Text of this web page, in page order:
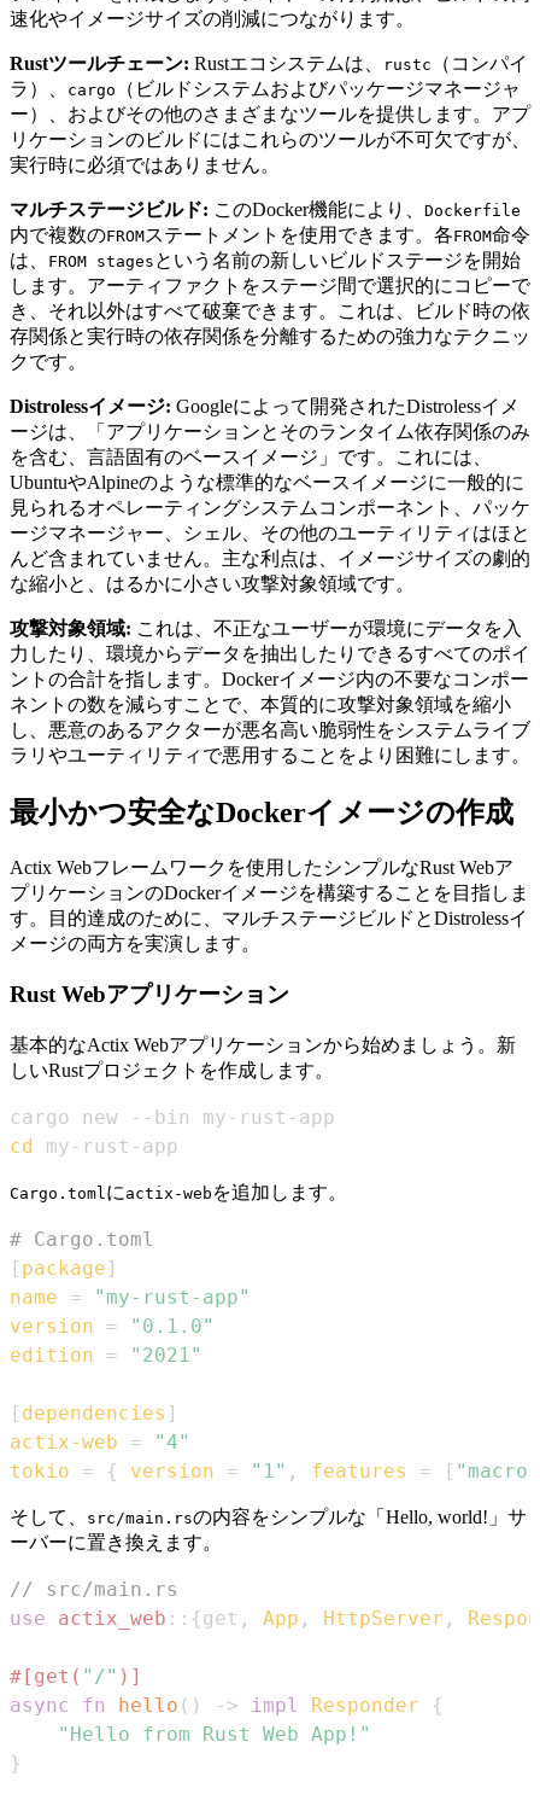
速化やイメージサイズの削減につながります。
Rustツールチェーン: Rustエコシステムは、 rustc
（コンパイ
ラ）、
cargo
（ビルドシステムおよびパッケージマネージャ
ー）、およびその他のさまざまなツールを提供します。アプ
リケーションのビルドにはこれらのツールが不可欠ですが、
実行時に必須ではありません。
マルチステージビルド: このDocker機能により、 Dockerfile
内で複数のFROMステートメントを使用できます。各FROM命令
は、
FROM stages という名前の新しいビルドステージを開始
します。アーティファクトをステージ間で選択的にコピーで
き、それ以外はすべて破棄できます。これは、ビルド時の依
存関係と実行時の依存関係を分離するための強力なテクニッ
クです。
Distrolessイメージ: Googleによって開発されたDistrolessイメ
ージは、「アプリケーションとそのランタイム依存関係のみ
を含む、言語固有のベースイメージ」です。これには、
UbuntuやAlpineのような標準的なベースイメージに一般的に
見られるオペレーティングシステムコンポーネント、パッケ
ージマネージャー、シェル、その他のユーティリティはほと
んど含まれていません。主な利点は、イメージサイズの劇的
な縮小と、はるかに小さい攻撃対象領域です。
攻撃対象領域: これは、不正なユーザーが環境にデータを入
力したり、環境からデータを抽出したりできるすべてのポイ
ントの合計を指します。Dockerイメージ内の不要なコンポー
ネントの数を減らすことで、本質的に攻撃対象領域を縮小
し、悪意のあるアクターが悪名高い脆弱性をシステムライブ
ラリやユーティリティで悪用することをより困難にします。
最小かつ安全なDockerイメージの作成
Actix Webフレームワークを使用したシンプルなRust Webア
プリケーションのDockerイメージを構築することを目指しま
す。目的達成のために、マルチステージビルドとDistrolessイ
メージの両方を実演します。
Rust Webアプリケーション
基本的なActix Webアプリケーションから始めましょう。新
しいRustプロジェクトを作成します。
cd my-rust-app
Cargo.tomlに actix-web を追加します。
# Cargo.toml
[ package ]
name
=
"my-rust-app"
version
=
"0.1.0"
edition
= "2021"
[ dependencies ]
actix-web
=
"4"
tokio
= { version = "1" , features = [
そして、 src/main.rsの内容をシンプルな「Hello, world!」サ
ーバーに置き換えます。
// src/main.rs
use
actix_web :: {get , App , HttpServer ,
#[get( "/" )]
async
fn hello ( ) -> impl Responder
{
"Hello from Rust Web App!"
}